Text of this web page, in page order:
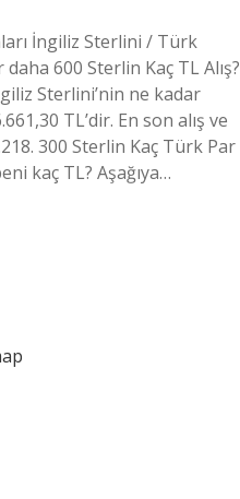
İngiliz Sterlini / Türk
daha 600 Sterlin Kaç TL Alış?
Sterlini’nin ne kadar
TL’dir. En son alış ve
300 Sterlin Kaç Türk Par
kaç TL? Aşağıya…